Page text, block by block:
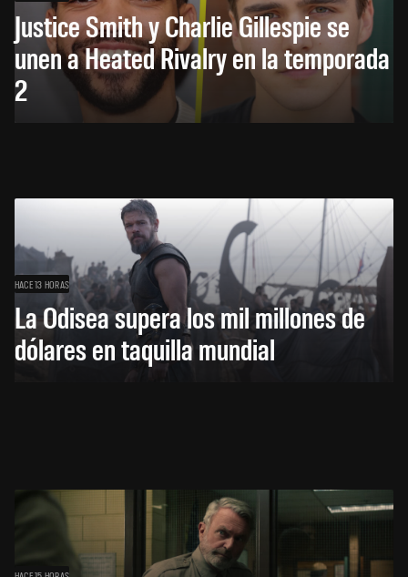
Justice Smith y Charlie Gillespie se
unen a Heated Rivalry en la temporada
2
HACE 13 HORAS
La Odisea supera los mil millones de
dólares en taquilla mundial